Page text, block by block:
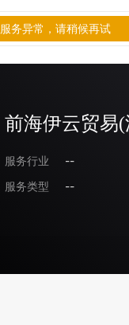
前海伊云贸易
服务行业
--
服务类型
--
服务异常，请稍候再试